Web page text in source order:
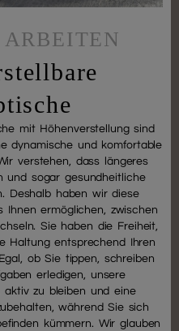
ARBEITEN
mit Höhenverstellung sind
dynamische und komfortable
verstehen, dass längeres
und sogar gesundheitliche
Deshalb haben wir diese
ermöglichen, zwischen
Sie haben die Freiheit,
Haltung entsprechend Ihren
ob Sie tippen, schreiben
erledigen, unsere
aktiv zu bleiben und eine
während Sie sich
kümmern. Wir glauben